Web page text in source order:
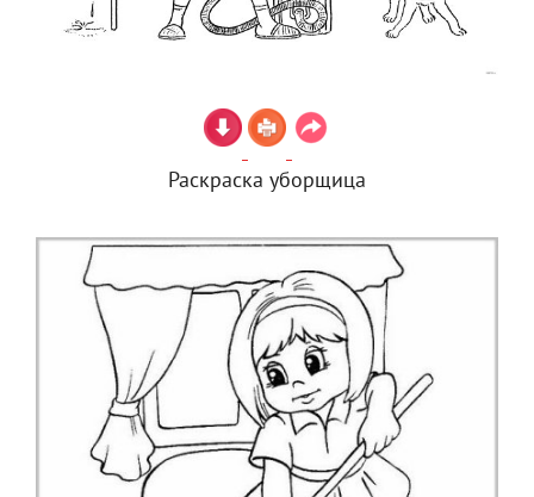
Раскраска уборщица